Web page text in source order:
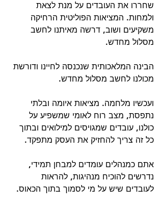
שחררו את העובדים על מנת לצאת
ולמחות. המציאות הפוליטית הרחיקה
משקיעים ושוב, דרשה מאיתנו לחשב
מסלול מחדש.
הבינה המלאכותית שנכנסה לחיינו ודורשת
מכולנו לחשב מסלול מחדש.
ועכשיו מלחמה. מציאות איומה ובלתי
נתפסת, מצב רוח לאומי שמשפיע על
כולנו, עובדים שמגויסים למילואים ובתוך
כל זה צריך להחזיק את העסק מתפקד.
אתם כמנהלים עומדים למבחן תמידי,
נדרשים להוכיח מנהיגות, להראות
לעובדים שיש על מי לסמוך בתוך הכאוס.